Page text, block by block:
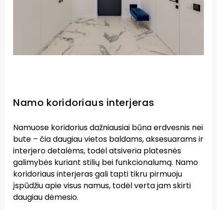
Namo koridoriaus interjeras
Namuose koridorius dažniausiai būna erdvesnis nei
bute – čia daugiau vietos baldams, aksesuarams ir
interjero detalėms, todėl atsiveria platesnės
galimybės kuriant stilių bei funkcionalumą. Namo
koridoriaus interjeras gali tapti tikru pirmuoju
įspūdžiu apie visus namus, todėl verta jam skirti
daugiau dėmesio.